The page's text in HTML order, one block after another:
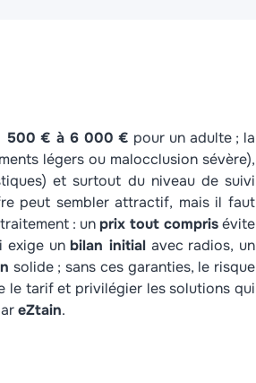
500 € à 6 000 € pour un adulte ; la
légers ou malocclusion sévère),
et surtout du niveau de suivi
peut sembler attractif, mais il faut
: unprix tout comprisévite
exige unbilan initial avec radios, un
solide ; sans ces garanties, le risque
le tarif et privilégier les solutions qui
eZtain.